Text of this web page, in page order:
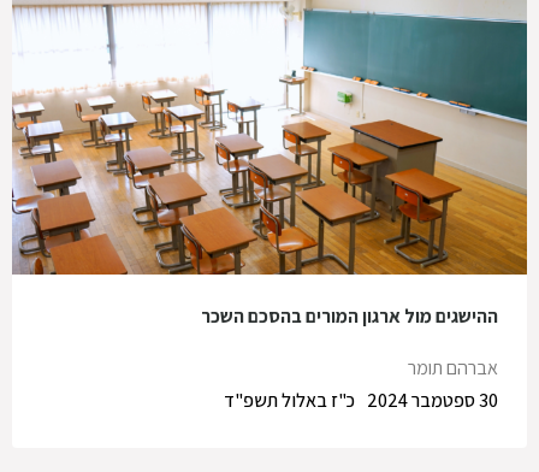
ההישגים מול ארגון המורים בהסכם השכר
אברהם תומר
כ"ז באלול תשפ"ד
30 ספטמבר 2024